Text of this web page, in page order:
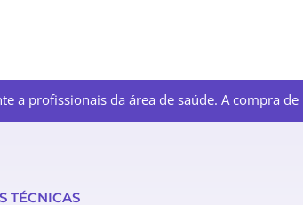
a profissionais da área de saúde. A compra
TÉCNICAS